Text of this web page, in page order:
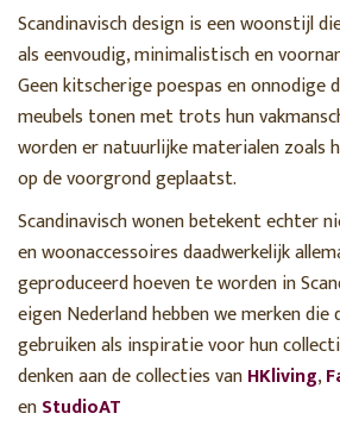
Scandinavisch design is een woonstijl
als eenvoudig, minimalistisch en
Geen kitscherige poespas en onnodige
meubels tonen met trots hun
worden er natuurlijke materialen zoals
op de voorgrond geplaatst.
Scandinavisch wonen betekent echter
en woonaccessoires daadwerkelijk
geproduceerd hoeven te worden in
eigen Nederland hebben we merken
gebruiken als inspiratie voor hun
denken aan de collecties vanHKliving,
enStudioAT